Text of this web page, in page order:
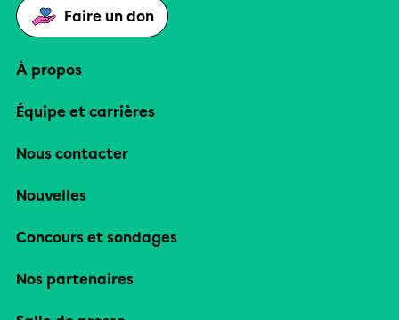
Faire un don
À propos
Équipe et carrières
Nous contacter
Nouvelles
Concours et sondages
Nos partenaires